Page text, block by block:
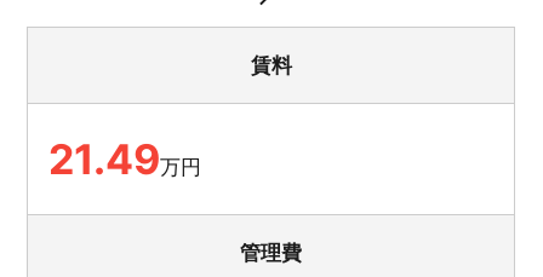
賃料
21.49万円
管理費